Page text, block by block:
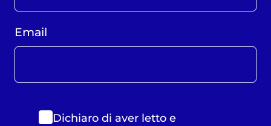
Email
Dichiaro di aver letto e